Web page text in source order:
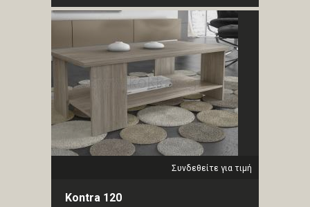
Συνδεθείτε για τιμή
Kontra 120